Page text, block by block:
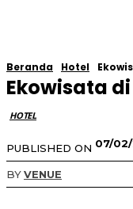
Beranda Hotel
Ekowisata
HOTEL
PUBLISHED ON 07/
BYVENUE